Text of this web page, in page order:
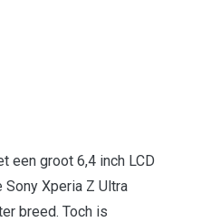
een groot 6,4 inch LCD
Xperia Z Ultra
breed. Toch is